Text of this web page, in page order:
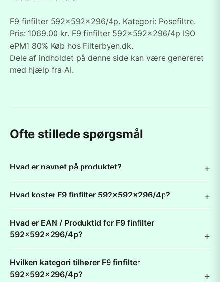
F9 finfilter 592x592x296/4p. Kategori: Posefiltre.
Pris: 1069.00 kr. F9 finfilter 592x592x296/4p ISO
ePM1 80% Køb hos Filterbyen.dk.
Dele af indholdet på denne side kan være genereret
med hjælp fra AI.
Ofte stillede spørgsmål
Hvad er navnet på produktet?
Hvad koster F9 finfilter 592x592x296/4p?
Hvad er EAN / Produktid for F9 finfilter
592x592x296/4p?
Hvilken kategori tilhører F9 finfilter
592x592x296/4p?